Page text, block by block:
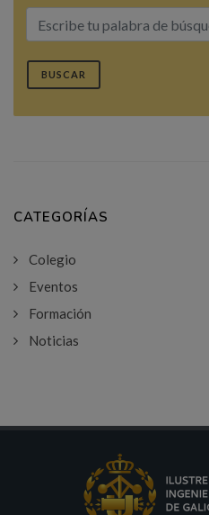
BUSCAR
CATEGORÍAS
Colegio
Eventos
Formación
Noticias